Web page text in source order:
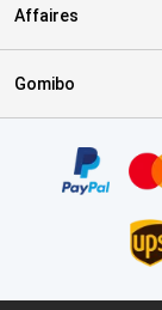
Affaires
Gomibo